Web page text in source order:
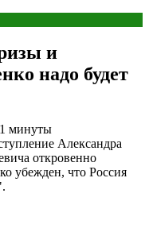
и
надо будет
1 минуты
Александра
откровенно
убежден, что Россия